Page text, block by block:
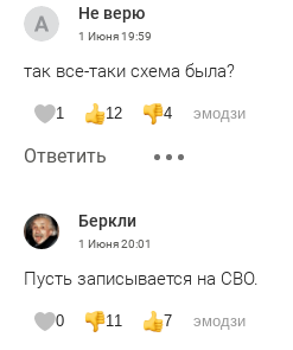
Не верю
1 Июня19:59
так все-таки схема была?
1 12 4 эмодзи
Ответить
Беркли
1 Июня20:01
Пусть записывается на СВО.
0 11 7 эмодзи